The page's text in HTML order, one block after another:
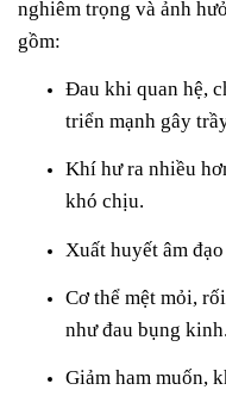
nghiêm trọng và ảnh
gồm:
Đau khi quan hệ,
triển mạnh gây
Khí hư ra nhiều
khó chịu.
Xuất huyết âm
Cơ thể mệt mỏi,
như đau bụng kinh.
Giảm ham muốn,